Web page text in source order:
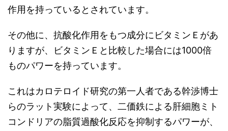
作用を持っているとされています。
その他に、抗酸化作用をもつ成分にビタミンＥがあ
りますが、ビタミンＥと比較した場合には1000倍
ものパワーを持っています。
これはカロテロイド研究の第一人者である幹渉博士
らのラット実験によって、二価鉄による肝細胞ミト
コンドリアの脂質過酸化反応を抑制するパワーが、